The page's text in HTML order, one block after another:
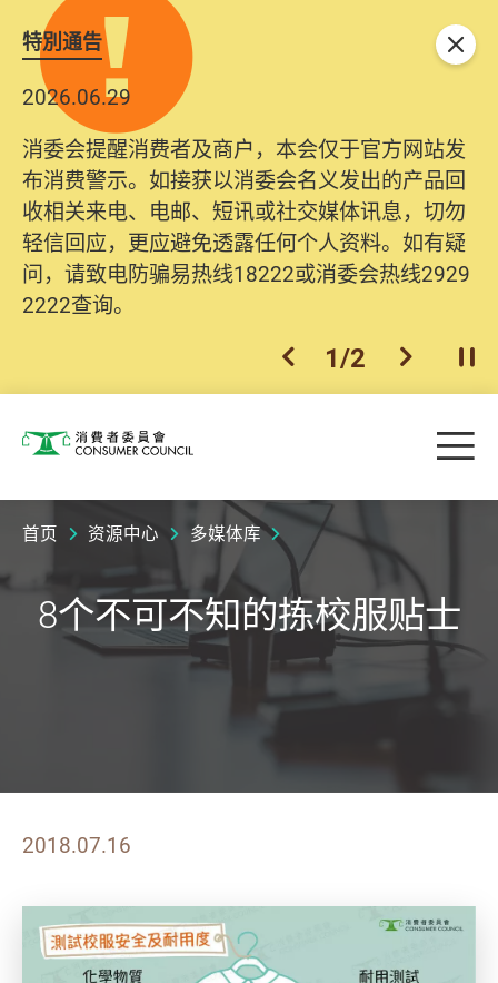
特別通告
2026.06.29
消委会提醒消费者及商户，本会仅于官方网站发
布消费警示。如接获以消委会名义发出的产品回
收相关来电、电邮、短讯或社交媒体讯息，切勿
轻信回应，更应避免透露任何个人资料。如有疑
问，请致电防骗易热线18222或消委会热线2929
2222查询。
上一个
1/2 下一个开
关闭
消费者委员会 目
首页 资源中心 多媒体库
8个不可不知的拣校服贴士
2018.07.16